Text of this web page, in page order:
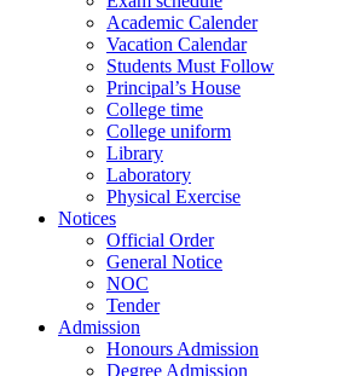
Academic Calender
Vacation Calendar
Students Must Follow
Principal’s House
College time
College uniform
Library
Laboratory
Physical Exercise
Notices
Official Order
General Notice
NOC
Tender
Admission
Honours Admission
Degree Admission